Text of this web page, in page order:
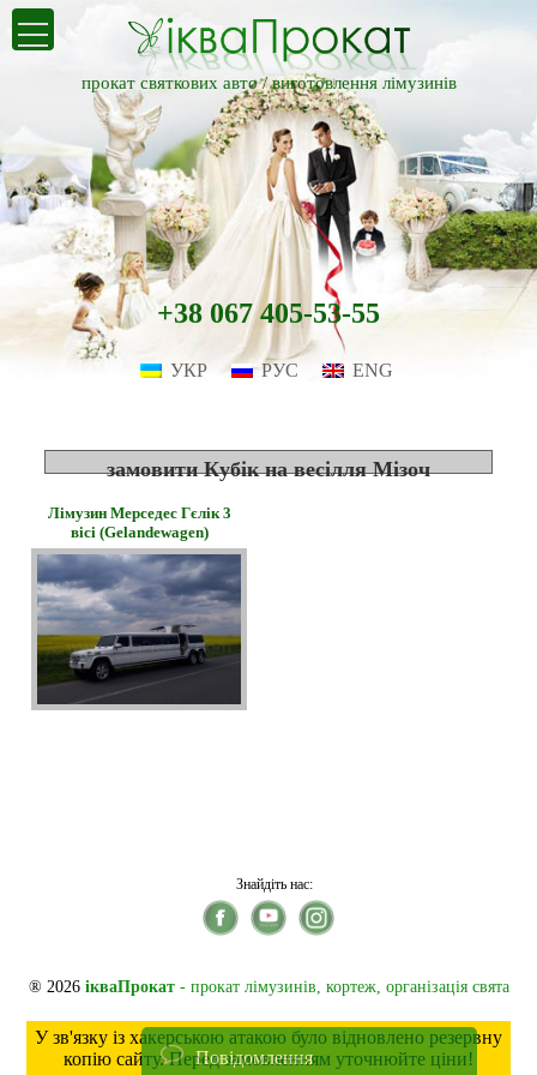
прокат святкових авто /виготовлення лімузинів
+38 067 405-53-55
УКР РУС ENG
замовити Кубік на весілля Мізоч
Лімузин Мерседес Гєлік 3
вісі (Gelandewagen)
Знайдіть нас:
® 2026 ікваПрокат- прокат лімузинів, кортеж, організація свята
У зв'язку із хакерською атакою було відновлено резервну
копію сайту. Перед замовленням уточнюйте ціни!
Повідомлення